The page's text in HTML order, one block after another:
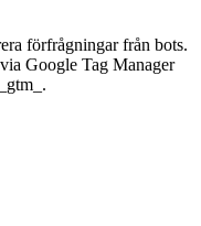
förfrågningar från bots.
Google Tag Manager